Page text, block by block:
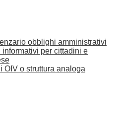
obblighi amministrativi
informativi per cittadini e
OIV o struttura analoga